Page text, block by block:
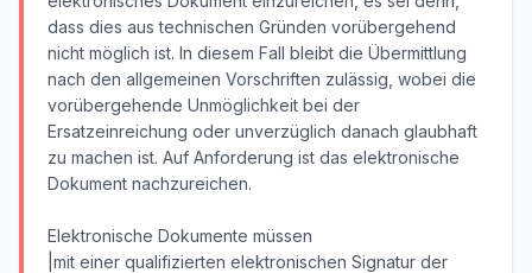
dass dies aus technischen Gründen vorübergehend
nicht möglich ist. In diesem Fall bleibt die Übermittlung
nach den allgemeinen Vorschriften zulässig, wobei die
vorübergehende Unmöglichkeit bei der
Ersatzeinreichung oder unverzüglich danach glaubhaft
zu machen ist. Auf Anforderung ist das elektronische
Dokument nachzureichen.
Elektronische Dokumente müssen
|mit einer qualifizierten elektronischen Signatur der